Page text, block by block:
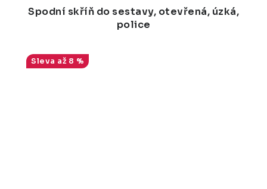
Spodní skříň do sestavy, otevřená, úzká,
police
až 8 %